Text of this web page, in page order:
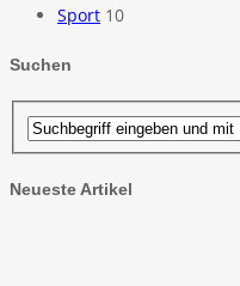
Sport 10
Suchen
Neueste Artikel